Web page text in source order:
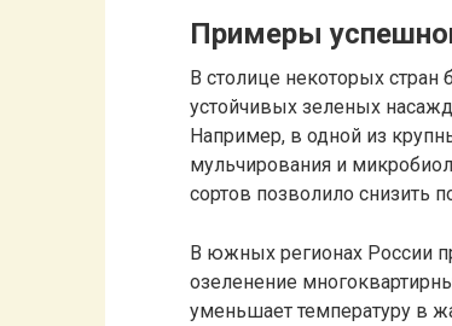
Примеры
В столице некоторых
устойчивых зеленых
Например, в одной из
мульчирования и
сортов позволило снизить
В южных регионах России
озеленение
уменьшает температуру в